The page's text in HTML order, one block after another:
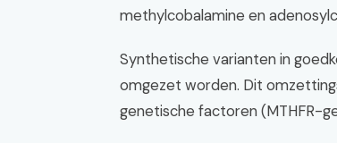
methylcobalamine en
Synthetische varianten in
omgezet worden. Dit
genetische factoren (MTHFR-